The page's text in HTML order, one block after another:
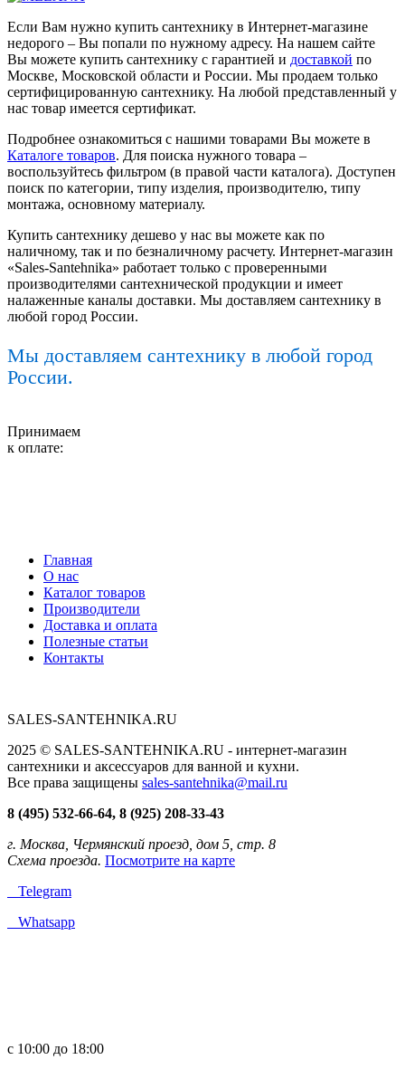
Если Вам нужно купить сантехнику в Интернет-магазине
недорого – Вы попали по нужному адресу. На нашем сайте
Вы можете купить сантехнику с гарантией и доставкой по
Москве, Московской области и России. Мы продаем только
сертифицированную сантехнику. На любой представленный у
нас товар имеется сертификат.
Подробнее ознакомиться с нашими товарами Вы можете в
Каталоге товаров. Для поиска нужного товара –
воспользуйтесь фильтром (в правой части каталога). Доступен
поиск по категории, типу изделия, производителю, типу
монтажа, основному материалу.
Купить сантехнику дешево у нас вы можете как по
наличному, так и по безналичному расчету. Интернет-магазин
«Sales-Santehnika» работает только с проверенными
производителями сантехнической продукции и имеет
налаженные каналы доставки. Мы доставляем сантехнику в
любой город России.
Мы доставляем сантехнику в любой город
России.
Принимаем
к оплате:
Главная
О нас
Каталог товаров
Производители
Доставка и оплата
Полезные статьи
Контакты
SALES-SANTEHNIKA.RU
2025 © SALES-SANTEHNIKA.RU - интернет-магазин
сантехники и аксессуаров для ванной и кухни.
Все права защищены sales-santehnika@mail.ru
8 (495) 532-66-64, 8 (925) 208-33-43
г. Москва, Чермянский проезд, дом 5, стр. 8
Схема проезда. Посмотрите на карте
Telegram
Whatsapp
с 10:00 до 18:00